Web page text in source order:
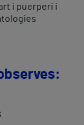
i puerperi i